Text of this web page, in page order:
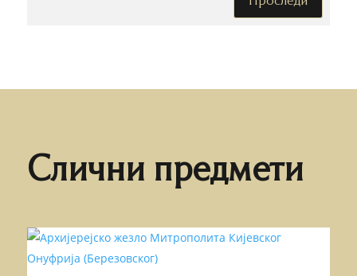
Слични предмети